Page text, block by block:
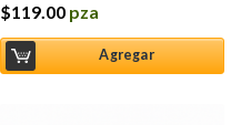
$119.00 pza
Agregar